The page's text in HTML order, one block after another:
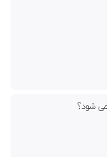
شود؟